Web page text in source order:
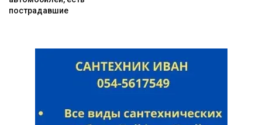
пострадавшие